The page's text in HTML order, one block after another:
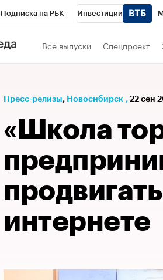
Подписка на РБК Инвестиции
РБК Вино
Проверка контрагентов
Все выпуски Спецпроект
Пресс-релизы⁠, Новосибирск , 22 сен
«Школа
интернете